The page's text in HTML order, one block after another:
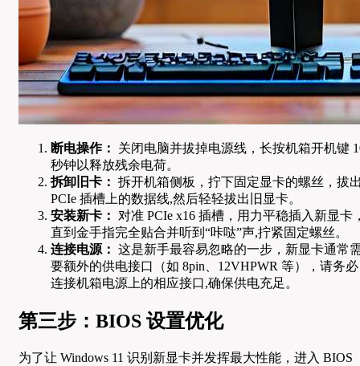
断电操作：
关闭电脑并拔掉电源线，长按机箱开机键
秒钟以释放残余电荷。
拆卸旧卡： 拆开机箱侧板，拧下固定显卡的螺丝，拔
PCIe 插槽上的数据线,然后轻轻拔出旧显卡。
安装新卡：
对准 PCIe x16 插槽，用力平稳插入新显卡
直到金手指完全贴合并听到“咔哒”声,拧紧固定螺丝。
连接电源： 这是新手最容易忽略的一步，新显卡通常
要额外的供电接口（如 8pin、12VHPWR 等），请务必
连接机箱电源上的相应接口,确保供电充足。
第三步：BIOS 设置优化
为了让 Windows 11 识别新显卡并发挥最大性能，进入 BIOS